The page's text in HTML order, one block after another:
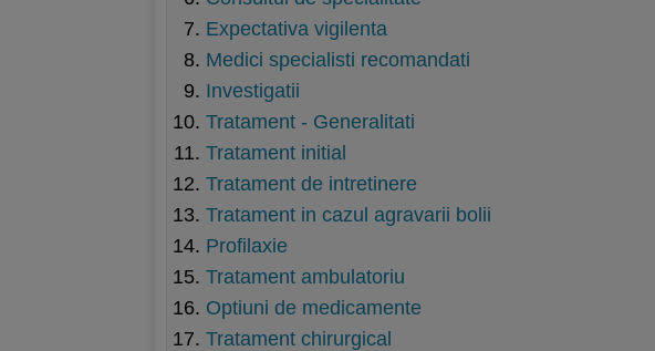
Expectativa vigilenta
Medici specialisti recomandati
Investigatii
Tratament - Generalitati
Tratament initial
Tratament de intretinere
Tratament in cazul agravarii bolii
Profilaxie
Tratament ambulatoriu
Optiuni de medicamente
Tratament chirurgical